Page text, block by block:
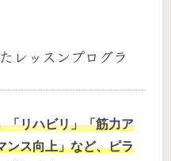
レッスンプログラ
「リハビリ」「筋力ア
ンス向上」など、ピラ